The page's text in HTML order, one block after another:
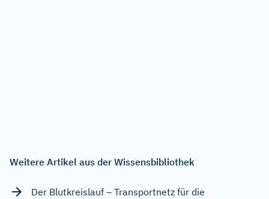
Weitere Artikel aus der Wissensbibliothek
Der Blutkreislauf – Transportnetz für die